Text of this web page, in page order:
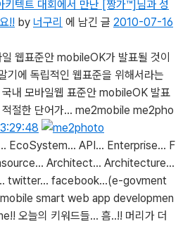
텍트 대회에서 만난 [짱가™]님과 성
!! by 너구리 에 남긴 글 2010-07-16
웹표준안 mobileOK가 발표될 것이
기에 독립적인 웹표준을 위해서라는
내 모바일웹 표준안 mobileOK 발표
적절한 단어가... me2mobile me2pho
EcoSystem… API… Enterprise… F
Architect… Architecture…
twitter… facebook…(e-govment
smart web app developmen
오늘의 키워드들... 흠..!! 머리가 더